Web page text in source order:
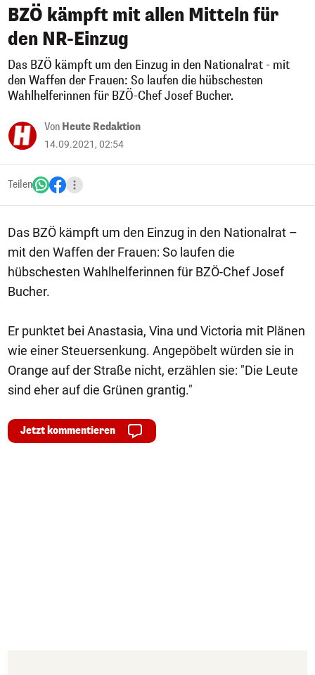
BZÖ kämpft mit allen Mitteln für
den NR-Einzug
Das BZÖ kämpft um den Einzug in den Nationalrat - mit
den Waffen der Frauen: So laufen die hübschesten
Wahlhelferinnen für BZÖ-Chef Josef Bucher.
Von Heute Redaktion
14.09.2021, 02:54
Teilen
Das BZÖ kämpft um den Einzug in den Nationalrat –
mit den Waffen der Frauen: So laufen die
hübschesten Wahlhelferinnen für BZÖ-Chef Josef
Bucher.
Er punktet bei Anastasia, Vina und Victoria mit Plänen
wie einer Steuersenkung. Angepöbelt würden sie in
Orange auf der Straße nicht, erzählen sie: "Die Leute
sind eher auf die Grünen grantig."
Jetzt kommentieren